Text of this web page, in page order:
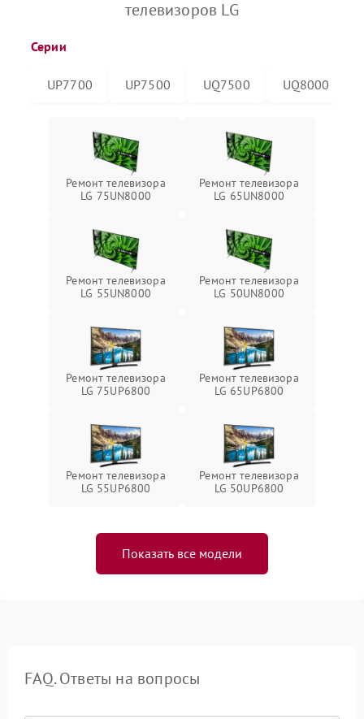
телевизоров LG
Серии
UP7700 UP7500 UQ7500 UQ8000
Ремонт телевизора
LG 75UN8000
Ремонт телевизора
LG 65UN8000
Ремонт телевизора
LG 55UN8000
Ремонт телевизора
LG 50UN8000
Ремонт телевизора
LG 75UP6800
Ремонт телевизора
LG 65UP6800
Ремонт телевизора
LG 55UP6800
Ремонт телевизора
LG 50UP6800
Показать все модели
FAQ. Ответы на вопросы